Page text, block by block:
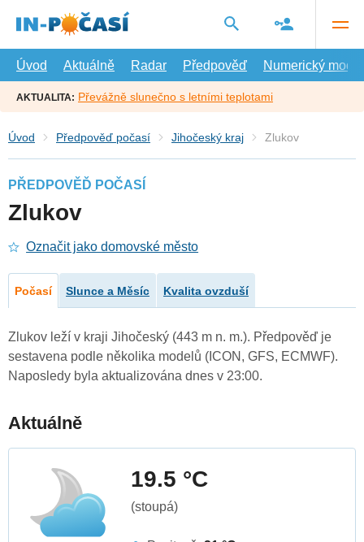
hlavní
Úvod
Aktuálně Radar Předpověď Numerický model
AKTUALITA: Převážně slunečno s letními teplotami
Úvod Předpověď počasí Jihočeský kraj Zlukov
PŘEDPOVĚĎ POČASÍ
Zlukov
Označit jako domovské město
Počasí Slunce a Měsíc Kvalita ovzduší
Zlukov leží v kraji Jihočeský (443 m n. m.). Předpověď je
sestavena podle několika modelů (ICON, GFS, ECMWF).
Naposledy byla aktualizována dnes v 23:00.
Aktuálně
19.5 °C
(stoupá)